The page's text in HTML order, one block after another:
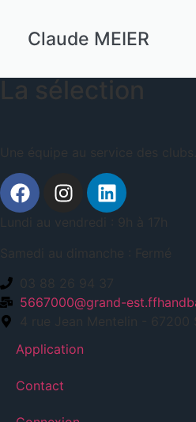
Claude MEIER
La sélection
Une équipe au service des clubs.
Lundi au vendredi : 9h à 17h
Samedi au dimanche : Fermé
03 88 26 94 37
5667000@grand-
4 rue Jean Mentelin - 67200
Application
Contact